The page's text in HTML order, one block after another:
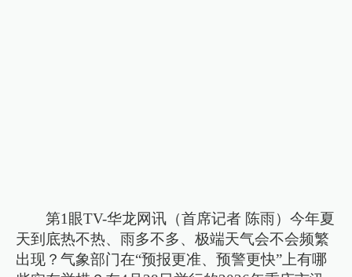
第1眼TV-华龙网讯（首席记者 陈雨）今年夏
天到底热不热、雨多不多、极端天气会不会频繁
出现？气象部门在“预报更准、预警更快”上有哪